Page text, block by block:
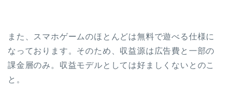
また、スマホゲームのほとんどは無料で遊べる仕様に
なっております。そのため、収益源は広告費と一部の
課金層のみ。収益モデルとしては好ましくないとのこ
と。